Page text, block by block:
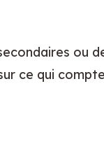
ou
ce qui